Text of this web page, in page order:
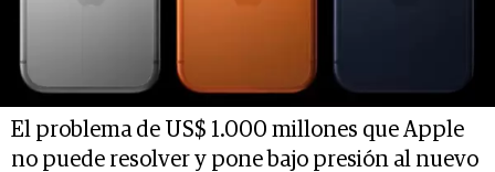
El problema de US$ 1.000 millones que Apple
no puede resolver y pone bajo presión al nuevo